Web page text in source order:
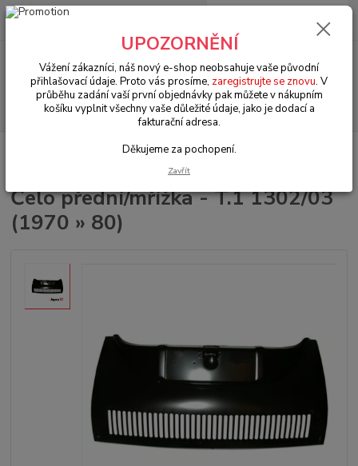
Menu
Hledat
+420 602 330 329
0 Kč
VW Brouk Typ 1 (1938 » 03)
Karosářské díly (Karosseridele)
Čelo přední/mřížka - T.1 1302/03
(1970 » 80)
UPOZORNĚNÍ
Vážení zákazníci, náš nový e-shop neobsahuje vaše původní
přihlašovací údaje. Proto vás prosíme, zaregistrujte se znovu. V
průběhu zadání vaší první objednávky pak můžete v nákupním
košíku vyplnit všechny vaše důležité údaje, jako je dodací a
fakturační adresa.
Děkujeme za pochopení.
Zavřít